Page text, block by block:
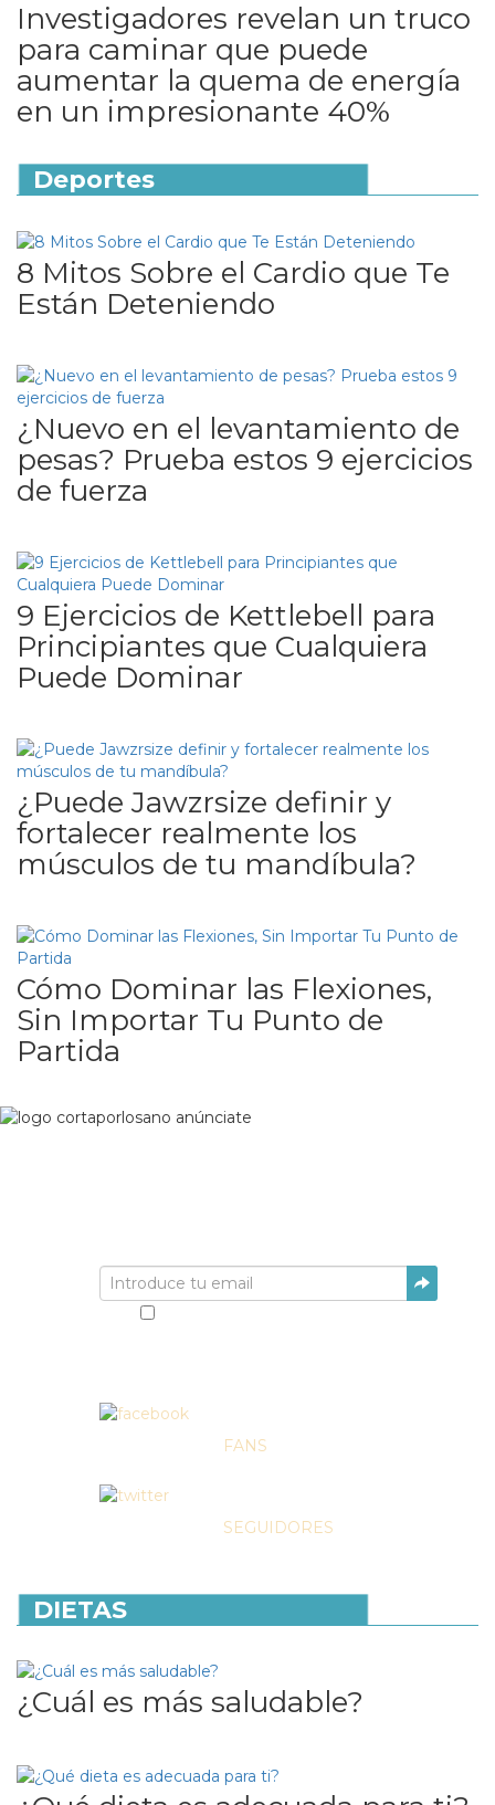
Investigadores revelan un truco
para caminar que puede
aumentar la quema de energía
en un impresionante 40%
Deportes
8 Mitos Sobre el Cardio que Te
Están Deteniendo
¿Nuevo en el levantamiento de
pesas? Prueba estos 9 ejercicios
de fuerza
9 Ejercicios de Kettlebell para
Principiantes que Cualquiera
Puede Dominar
¿Puede Jawzrsize definir y
fortalecer realmente los
músculos de tu mandíbula?
Cómo Dominar las Flexiones,
Sin Importar Tu Punto de
Partida
FANS
SEGUIDORES
DIETAS
¿Cuál es más saludable?